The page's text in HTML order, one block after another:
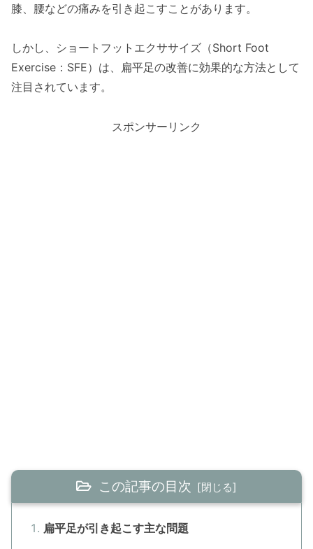
膝、腰などの痛みを引き起こすことがあります。
しかし、ショートフットエクササイズ（Short Foot
Exercise：SFE）は、扁平足の改善に効果的な方法として
注目されています。
スポンサーリンク
この記事の目次
扁平足が引き起こす主な問題